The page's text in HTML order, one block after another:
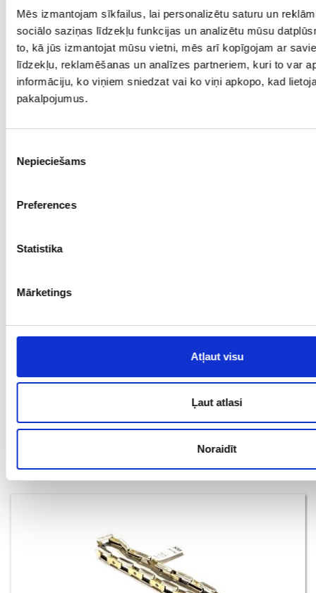
Mēs izmantojam sīkfailus, lai personalizētu saturu un
sociālo saziņas līdzekļu funkcijas un analizētu mūsu
to, kā jūs izmantojat mūsu vietni, mēs arī kopīgojam ar
līdzekļu, reklamēšanas un analīzes partneriem, kuri to var
informāciju, ko viņiem sniedzat vai ko viņi apkopo, kad
pakalpojumus.
izvēle
Nepieciešams
Preferences
Statistika
Mārketings
Atļaut visu
Ļaut atlasi
Noraidīt
Ķēde 9990-8161
Prove: 585, Svars: 9.59
€ 960.00
Ķede 1702-3063
€ 952.00